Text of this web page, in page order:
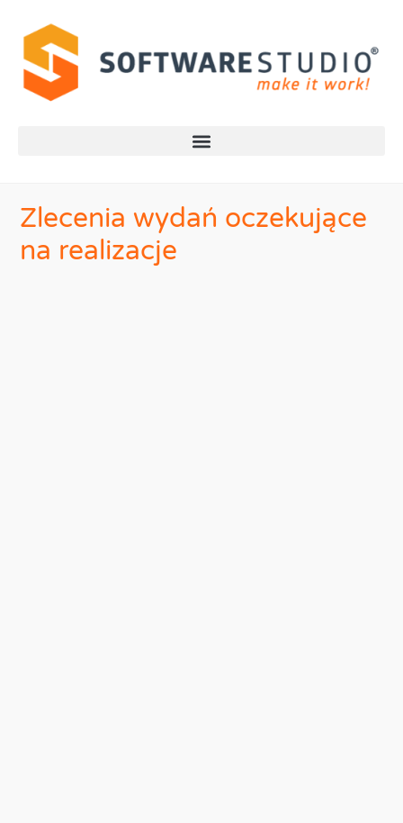
Zlecenia wydań oczekujące
na realizacje